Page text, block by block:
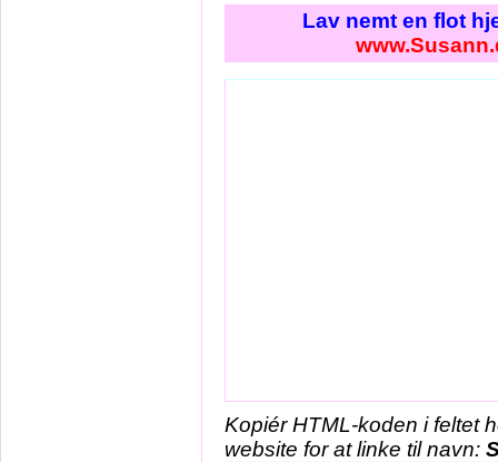
Lav nemt en flot
Kopiér HTML-koden i feltet
website for at linke til navn: